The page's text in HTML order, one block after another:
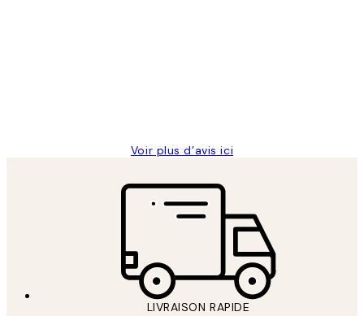
Voir plus d’avis ici
LIVRAISON RAPIDE